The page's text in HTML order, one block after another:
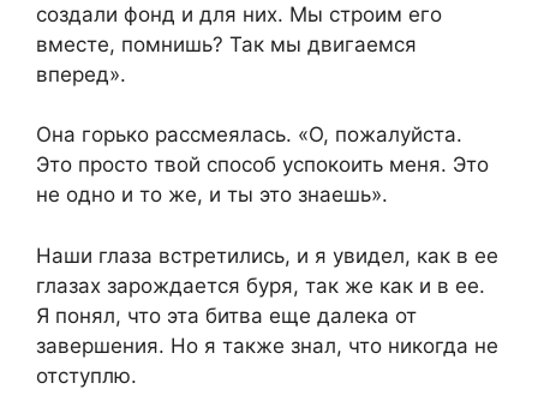
создали фонд и для них. Мы строим его
вместе, помнишь? Так мы двигаемся
вперед».
Она горько рассмеялась. «О, пожалуйста.
Это просто твой способ успокоить меня. Это
не одно и то же, и ты это знаешь».
Наши глаза встретились, и я увидел, как в ее
глазах зарождается буря, так же как и в ее.
Я понял, что эта битва еще далека от
завершения. Но я также знал, что никогда не
отступлю.